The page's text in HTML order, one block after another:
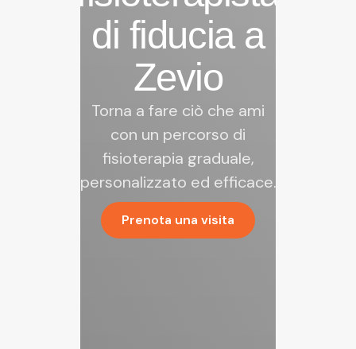
di fiducia a
Zevio
Torna a fare ciò che ami
con un percorso di
fisioterapia graduale,
personalizzato ed efficace.
Prenota una visita